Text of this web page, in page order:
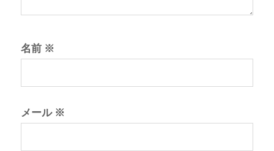
名前 ※
メール ※